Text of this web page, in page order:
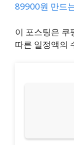
89900원 만드
이 포스팅은 쿠
따른 일정액의